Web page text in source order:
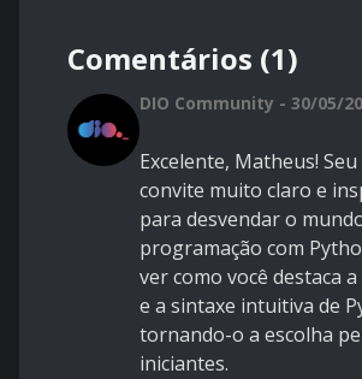
Comentários (1)
DIO Community - 30/05/
Excelente, Matheus!
convite muito claro e
para desvendar o
programação com
ver como você destaca
e a sintaxe intuitiva de
tornando-o a escolha
iniciantes.